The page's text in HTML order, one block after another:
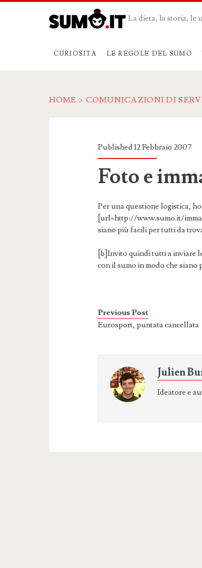
La dieta, la storia, le
CURIOSITÀ LE REGOLE DEL SUMO
HOME > COMUNICAZIONI DI
Published 12 Febbraio 2007
Foto e
Per una questione logistica,
[url=http://www.sumo.it/
siano più facili per tutti da
[b]Invito quindi tutti a inviare
con il sumo in modo che siano
Previous Post
Eurosport, puntata cancellata
Julien
Ideatore e